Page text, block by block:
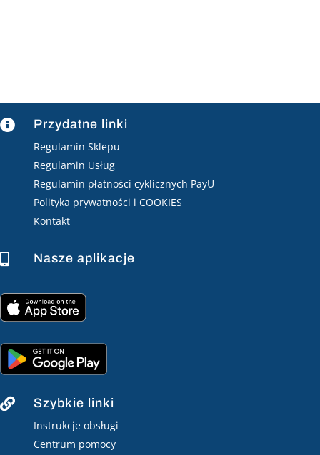
 Przydatne linki
Regulamin Sklepu
Regulamin Usług
Regulamin płatności cyklicznych PayU
Polityka prywatności i COOKIES
Kontakt
 Nasze aplikacje
 Szybkie linki
Instrukcje obsługi
Centrum pomocy